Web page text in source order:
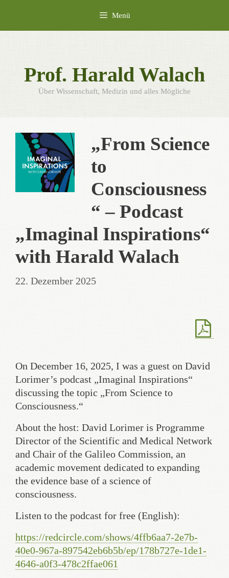
springen
Menü
Prof. Harald Walach
Über Wissenschaft, Medizin und alles Mögliche
„From Science
to
Consciousness
“ – Podcast
„Imaginal Inspirations“
with Harald Walach
22. Dezember 2025
On December 16, 2025, I was a guest on David
Lorimer’s podcast „Imaginal Inspirations“
discussing the topic „From Science to
Consciousness.“
About the host: David Lorimer is Programme
Director of the Scientific and Medical Network
and Chair of the Galileo Commission, an
academic movement dedicated to expanding
the evidence base of a science of
consciousness.
Listen to the podcast for free (English):
https://redcircle.com/shows/4ffb6aa7-2e7b-
40e0-967a-897542eb6b5b/ep/178b727e-1de1-
4646-a0f3-478c2ffae061